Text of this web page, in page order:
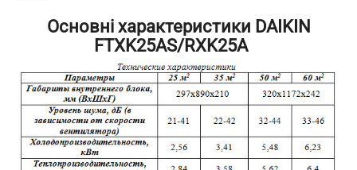
Основні характеристики DAIKIN
FTXK25AS/RXK25A